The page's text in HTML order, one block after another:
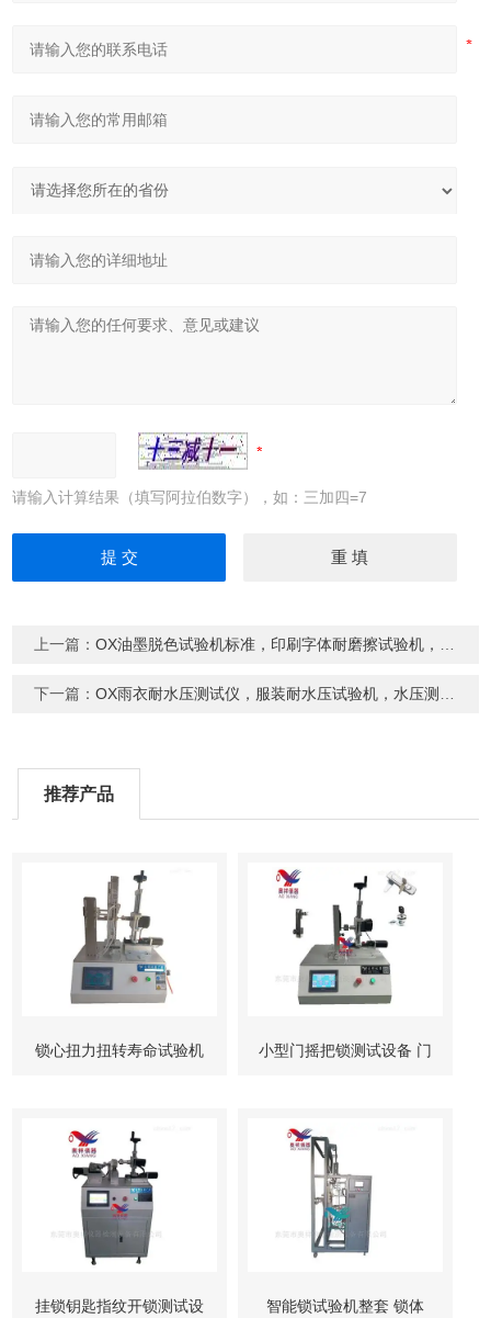
请输入计算结果（填写阿拉伯数字），如：三加四=7
上一篇：OX油墨脱色试验机标准，印刷字体耐磨擦试验机，印刷脱色试验机价格
下一篇：OX雨衣耐水压测试仪，服装耐水压试验机，水压测试仪，水压试验
推荐产品
锁心扭力扭转寿命试验机 小型门摇把锁测试设备 门
挂锁钥匙指纹开锁测试设 智能锁试验机整套 锁体